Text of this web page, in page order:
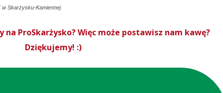
w Skarżysku-Kamiennej
na ProSkarżysko? Więc może postawisz nam kawę?
Dziękujemy! :)